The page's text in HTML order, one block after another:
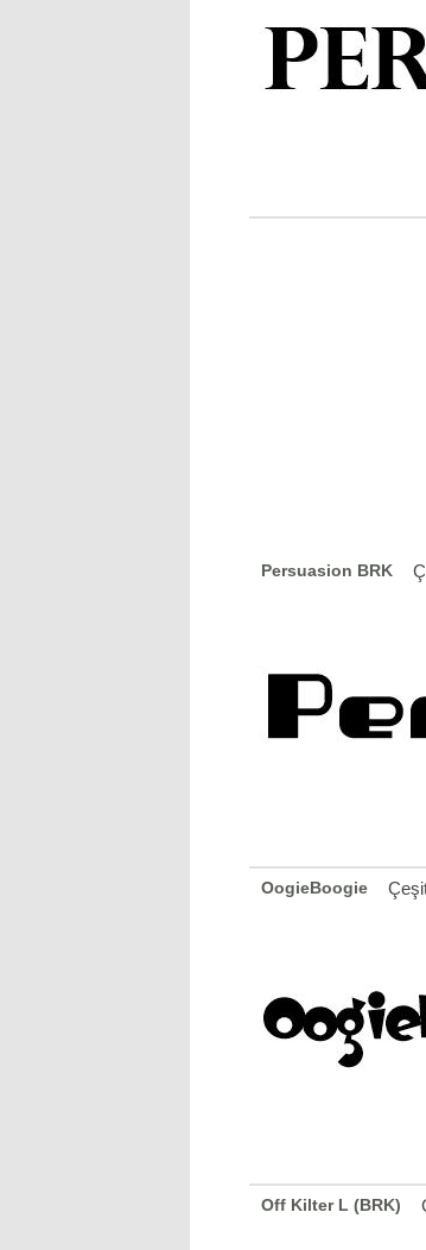
Persuasion BRK
OogieBoogie
Off Kilter L (BRK)